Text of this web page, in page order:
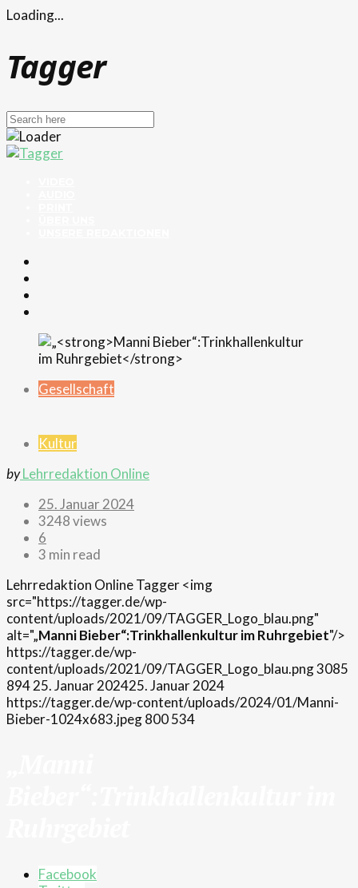
Loading...
Tagger
Gesellschaft
Kultur
byLehrredaktion Online
25. Januar 2024
3248 views
6
3 min read
Lehrredaktion OnlineTagger<img
src="https://tagger.de/wp-
content/uploads/2021/09/TAGGER_Logo_blau.png"
alt="„Manni Bieber“:Trinkhallenkultur im Ruhrgebiet"/>
https://tagger.de/wp-
content/uploads/2021/09/TAGGER_Logo_blau.png3085
89425. Januar 202425. Januar 2024
https://tagger.de/wp-content/uploads/2024/01/Manni-
Bieber-1024x683.jpeg800534
Facebook